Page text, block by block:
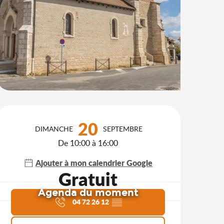
DIMANCHE 20 SEPTEMBRE
De 10:00 à 16:00
Ajouter à mon calendrier Google
Gratuit
Agenda du moment
04 72 26 12▒▒